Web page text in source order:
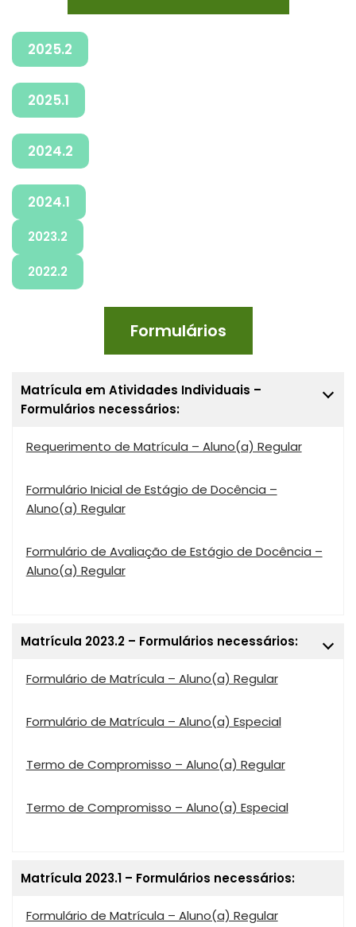
2025.2
2025.1
2024.2
2024.1
2023.2
2022.2
Formulários
Matrícula em Atividades Individuais –
Formulários necessários:
Requerimento de Matrícula – Aluno(a) Regular
Formulário Inicial de Estágio de Docência –
Aluno(a) Regular
Formulário de Avaliação de Estágio de Docência –
Aluno(a) Regular
Matrícula 2023.2 – Formulários necessários:
Formulário de Matrícula – Aluno(a) Regular
Formulário de Matrícula – Aluno(a) Especial
Termo de Compromisso – Aluno(a) Regular
Termo de Compromisso – Aluno(a) Especial
Matrícula 2023.1 – Formulários necessários:
Formulário de Matrícula – Aluno(a) Regular